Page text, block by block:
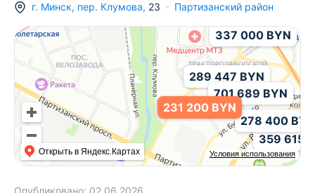
г. Минск, пер. Клумова, 23 Партизанский район
Условия использования
Открыть в Яндекс.Картах
289 447 BYN
701 689 BYN
359 615
337 000 BYN
278 400 BYN
231 200 BYN
Опубликовано: 02.06.2026